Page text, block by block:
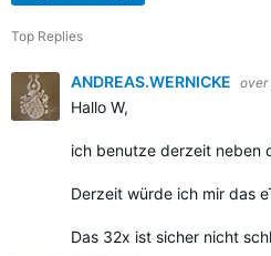
Top Replies
ANDREAS.WERNICKE over
Hallo W,
ich benutze derzeit neben
Derzeit würde ich mir das
Das 32x ist sicher nicht